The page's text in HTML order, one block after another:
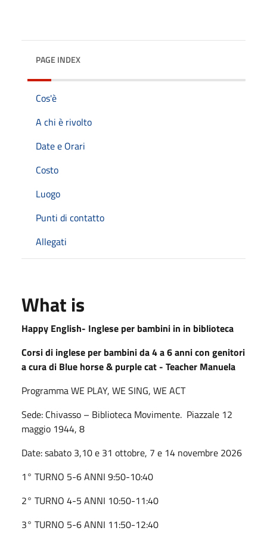
PAGE INDEX
Cos'è
A chi è rivolto
Date e Orari
Costo
Luogo
Punti di contatto
Allegati
What is
Happy English- Inglese per bambini in in biblioteca
Corsi di inglese per bambini da 4 a 6 anni con genitori
a cura di Blue horse & purple cat - Teacher Manuela
Programma WE PLAY, WE SING, WE ACT
Sede: Chivasso – Biblioteca Movimente. Piazzale 12
maggio 1944, 8
Date: sabato 3,10 e 31 ottobre, 7 e 14 novembre 2026
1° TURNO 5-6 ANNI 9:50-10:40
2° TURNO 4-5 ANNI 10:50-11:40
3° TURNO 5-6 ANNI 11:50-12:40